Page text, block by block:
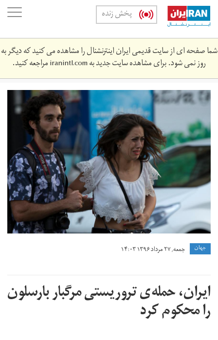
Skip
main
content
پخش زنده
شما صفحه ای از سایت قدیمی ایران اینترنشنال را مشاهده می کنید که دیگر به
روز نمی شود. برای مشاهده سایت جدید بهiranintl.comمراجعه کنید.
2017-
08-
barcelona.jpg
جهان جمعه, ۲۷ مرداد ۱۳۹۶ ۱۴:۰۳
ایران، حمله‌ی تروریستی مرگبار بارسلون
را محکوم کرد